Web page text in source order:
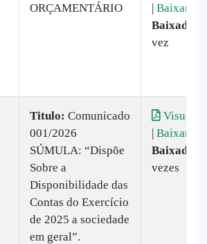
ORÇAMENTÁRIO
| Baixar
Baixado:
vez
Titulo: Comunicado
001/2026
SÚMULA: “Dispõe
Sobre a
Disponibilidade das
Contas do Exercício
de 2025 a sociedade
em geral”.
| Baixar
Baixado:
vezes